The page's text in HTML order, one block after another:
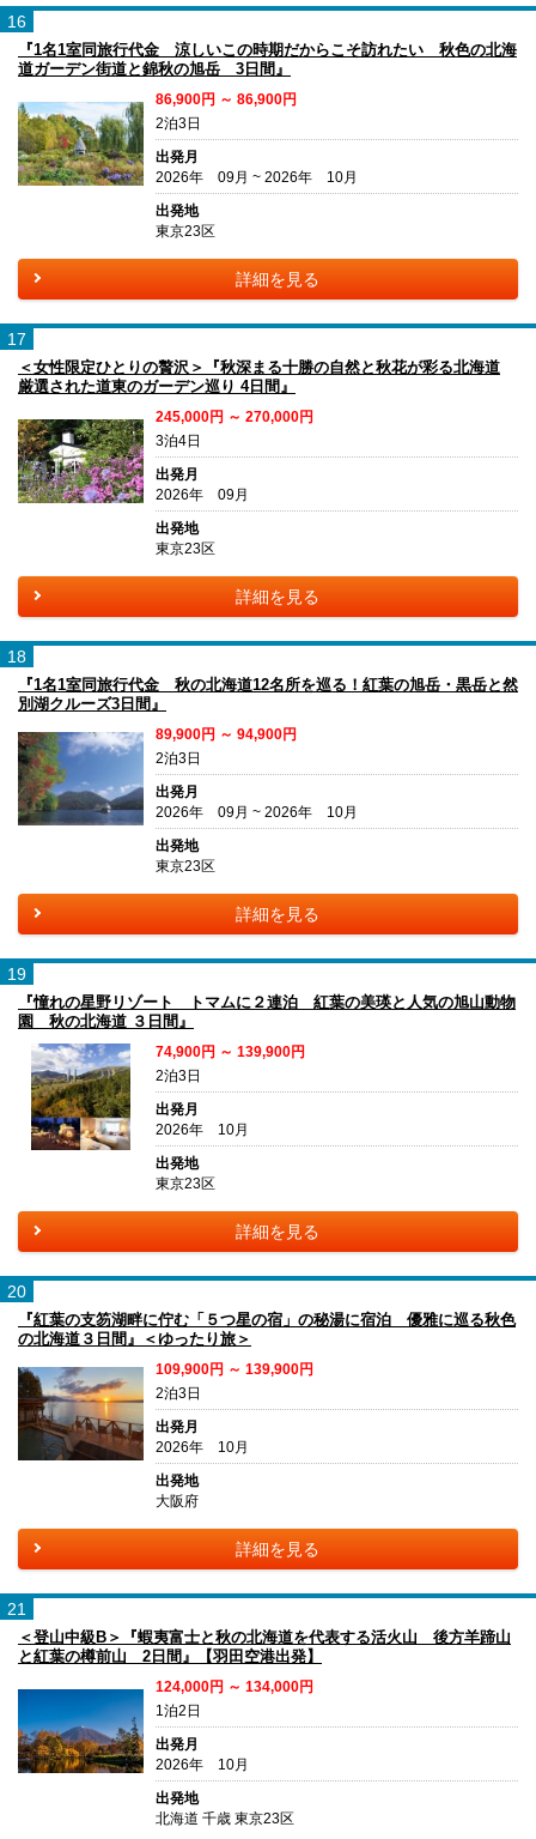
16
『1名1室同旅行代金 涼しいこの時期だからこそ訪れたい 秋色の北海
道ガーデン街道と錦秋の旭岳 3日間』
86,900円 ～ 86,900円
2泊3日
出発月
2026年 09月 ~ 2026年 10月
出発地
東京23区
詳細を見る
17
＜女性限定ひとりの贅沢＞『秋深まる十勝の自然と秋花が彩る北海道
厳選された道東のガーデン巡り 4日間』
245,000円 ～ 270,000円
3泊4日
出発月
2026年 09月
出発地
東京23区
詳細を見る
18
『1名1室同旅行代金 秋の北海道12名所を巡る！紅葉の旭岳・黒岳と然
別湖クルーズ3日間』
89,900円 ～ 94,900円
2泊3日
出発月
2026年 09月 ~ 2026年 10月
出発地
東京23区
詳細を見る
19
『憧れの星野リゾート トマムに２連泊 紅葉の美瑛と人気の旭山動物
園 秋の北海道 ３日間』
74,900円 ～ 139,900円
2泊3日
出発月
2026年 10月
出発地
東京23区
詳細を見る
20
『紅葉の支笏湖畔に佇む「５つ星の宿」の秘湯に宿泊 優雅に巡る秋色
の北海道３日間』＜ゆったり旅＞
109,900円 ～ 139,900円
2泊3日
出発月
2026年 10月
出発地
大阪府
詳細を見る
21
＜登山中級B＞『蝦夷富士と秋の北海道を代表する活火山 後方羊蹄山
と紅葉の樽前山 2日間』【羽田空港出発】
124,000円 ～ 134,000円
1泊2日
出発月
2026年 10月
出発地
北海道 千歳 東京23区